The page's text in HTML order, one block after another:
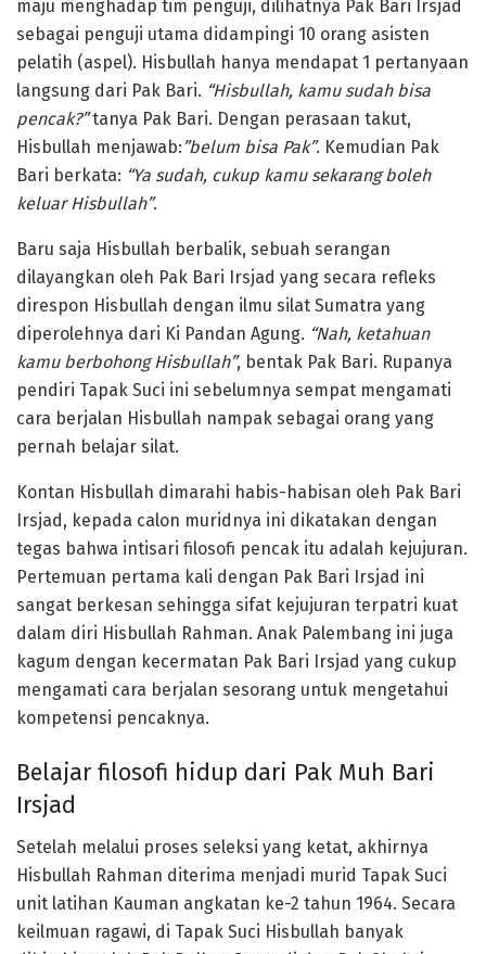
maju menghadap tim penguji, dilihatnya Pak Bari Irsjad
sebagai penguji utama didampingi 10 orang asisten
pelatih (aspel). Hisbullah hanya mendapat 1 pertanyaan
langsung dari Pak Bari. “Hisbullah, kamu sudah bisa
pencak?”tanya Pak Bari. Dengan perasaan takut,
Hisbullah menjawab: ”belum bisa Pak”. Kemudian Pak
Bari berkata: “Ya sudah, cukup kamu sekarang boleh
keluar Hisbullah”.
Baru saja Hisbullah berbalik, sebuah serangan
dilayangkan oleh Pak Bari Irsjad yang secara refleks
direspon Hisbullah dengan ilmu silat Sumatra yang
diperolehnya dari Ki Pandan Agung. “Nah, ketahuan
kamu berbohong Hisbullah”, bentak Pak Bari. Rupanya
pendiri Tapak Suci ini sebelumnya sempat mengamati
cara berjalan Hisbullah nampak sebagai orang yang
pernah belajar silat.
Kontan Hisbullah dimarahi habis-habisan oleh Pak Bari
Irsjad, kepada calon muridnya ini dikatakan dengan
tegas bahwa intisari filosofi pencak itu adalah kejujuran.
Pertemuan pertama kali dengan Pak Bari Irsjad ini
sangat berkesan sehingga sifat kejujuran terpatri kuat
dalam diri Hisbullah Rahman. Anak Palembang ini juga
kagum dengan kecermatan Pak Bari Irsjad yang cukup
mengamati cara berjalan sesorang untuk mengetahui
kompetensi pencaknya.
Belajar filosofi hidup dari Pak Muh Bari
Irsjad
Setelah melalui proses seleksi yang ketat, akhirnya
Hisbullah Rahman diterima menjadi murid Tapak Suci
unit latihan Kauman angkatan ke-2 tahun 1964. Secara
keilmuan ragawi, di Tapak Suci Hisbullah banyak